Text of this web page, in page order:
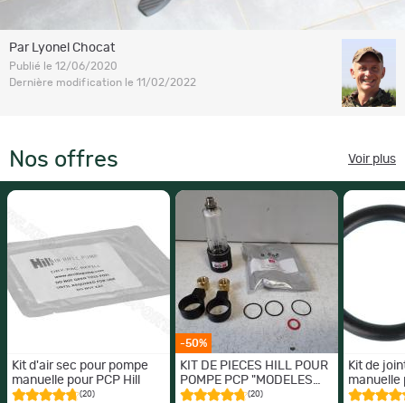
Par Lyonel Chocat
Publié le 12/06/2020
Dernière modification le 11/02/2022
Nos offres Voir plus
Kit d'air sec pour pompe
manuelle pour PCP Hill
(20)
-50%
KIT DE PIECES HILL POUR
POMPE PCP "MODELES
MK4 ET MK 5 " NEUF
(20)
Kit de
manuelle
MK3